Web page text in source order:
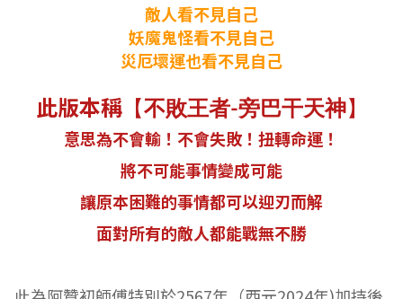
敵人看不見自己
妖魔鬼怪看不見自己
災厄壞運也看不見自己
此版本稱【不敗王者-旁巴干天神】
意思為不會輸！不會失敗！扭轉命運！
將不可能事情變成可能
讓原本困難的事情都可以迎刃而解
面對所有的敵人都能戰無不勝